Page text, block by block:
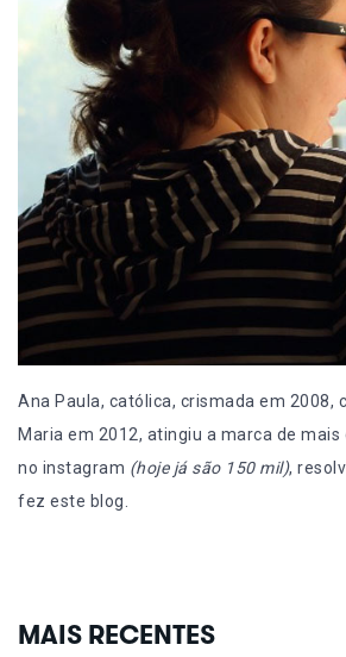
Ana Paula, católica, crismada em 2008,
Maria em 2012, atingiu a marca de mais
no instagram (hoje já são 150 mil),
fez este blog.
MAIS RECENTES